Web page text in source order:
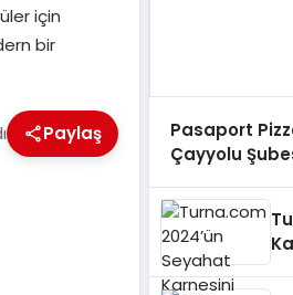
için
bir
Paylaş
Pasaport
Çayyolu